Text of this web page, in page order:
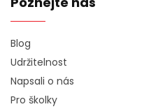
Blog
Udržitelnost
Napsali o nás
Pro školky